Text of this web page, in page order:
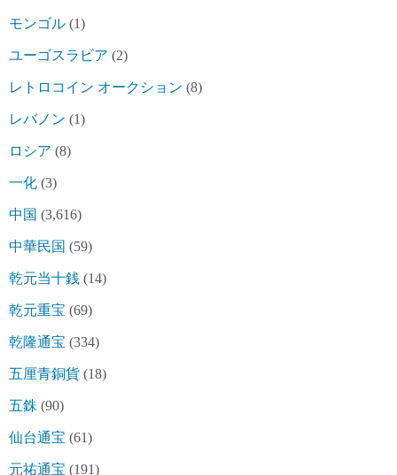
モンゴル (1)
ユーゴスラビア (2)
レトロコイン オークション (8)
レバノン (1)
ロシア (8)
一化 (3)
中国 (3,616)
中華民国 (59)
乾元当十銭 (14)
乾元重宝 (69)
乾隆通宝 (334)
五厘青銅貨 (18)
五銖 (90)
仙台通宝 (61)
元祐通宝 (191)